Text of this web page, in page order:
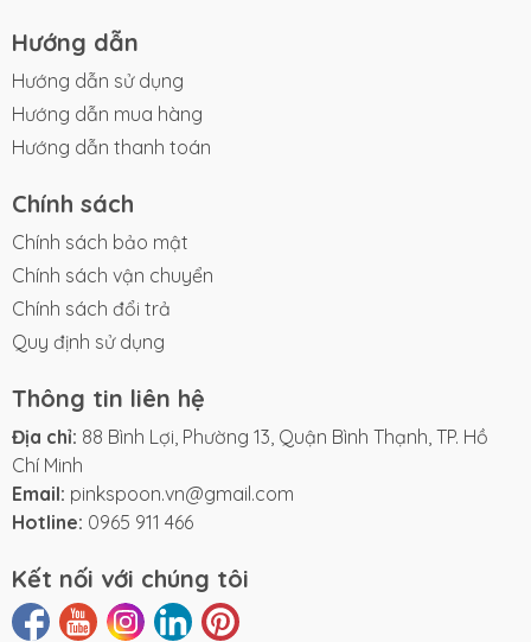
Hướng dẫn
Hướng dẫn sử dụng
Hướng dẫn mua hàng
Hướng dẫn thanh toán
Chính sách
Chính sách bảo mật
Chính sách vận chuyển
Chính sách đổi trả
Quy định sử dụng
Thông tin liên hệ
Địa chỉ: 88 Bình Lợi, Phường 13, Quận Bình Thạnh, TP. Hồ
Chí Minh
Email: pinkspoon.vn@gmail.com
Hotline: 0965 911 466
Kết nối với chúng tôi